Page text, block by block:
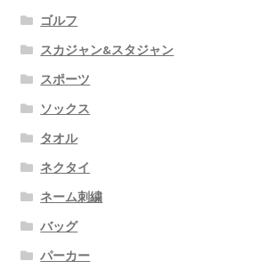
ゴルフ
スカジャン&スタジャン
スポーツ
ソックス
タオル
ネクタイ
ネーム刺繍
バッグ
パーカー